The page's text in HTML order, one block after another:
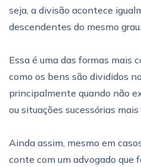
seja, a divisão acontece
descendentes do mesmo grau.
Essa é uma das formas mais
como os bens são divididos
principalmente quando não
ou situações sucessórias
Ainda assim, mesmo em
conte com um advogado que